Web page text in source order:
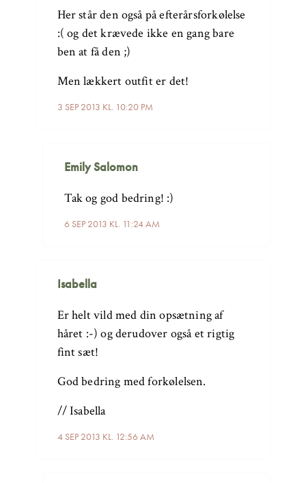
3 SEP 2013 KL. 10:20 PM
Her står den også på efterårsforkølelse
:( og det krævede ikke en gang bare
ben at få den ;)
Men lækkert outfit er det!
Emily Salomon
6 SEP 2013 KL. 11:24 AM
Tak og god bedring! :)
Isabella
4 SEP 2013 KL. 12:56 AM
Er helt vild med din opsætning af
håret :-) og derudover også et rigtig
fint sæt!
God bedring med forkølelsen.
// Isabella